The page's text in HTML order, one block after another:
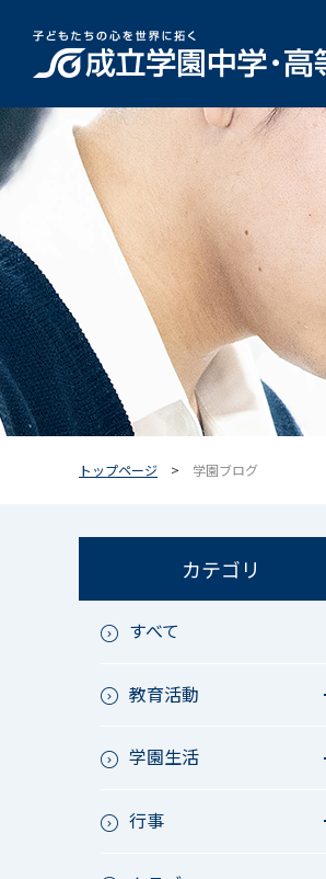
トップページ 学園ブログ
カテゴリ
すべて
教育活動
教育活動（高校）
教育活動（その他）
学園生活
今日の1枚～ｸﾗｽ&ｸﾗﾌﾞ編～
行事